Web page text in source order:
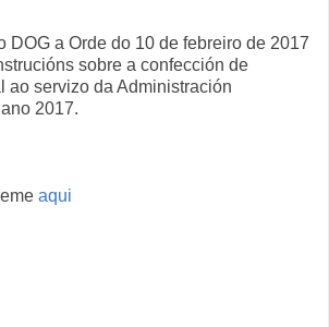
DOG a Orde do 10 de febreiro de 2017
sobre a confección de
ao servizo da Administración
2017.
aqui